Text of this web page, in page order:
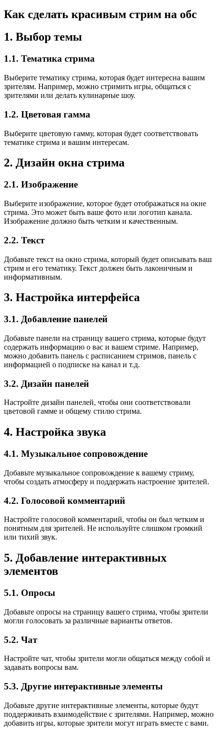
Как сделать красивым стрим на обс
1. Выбор темы
1.1. Тематика стрима
Выберите тематику стрима, которая будет интересна вашим
зрителям. Например, можно стримить игры, общаться с
зрителями или делать кулинарные шоу.
1.2. Цветовая гамма
Выберите цветовую гамму, которая будет соответствовать
тематике стрима и вашим интересам.
2. Дизайн окна стрима
2.1. Изображение
Выберите изображение, которое будет отображаться на окне
стрима. Это может быть ваше фото или логотип канала.
Изображение должно быть четким и качественным.
2.2. Текст
Добавьте текст на окно стрима, который будет описывать ваш
стрим и его тематику. Текст должен быть лаконичным и
информативным.
3. Настройка интерфейса
3.1. Добавление панелей
Добавьте панели на страницу вашего стрима, которые будут
содержать информацию о вас и вашем стриме. Например,
можно добавить панель с расписанием стримов, панель с
информацией о подписке на канал и т.д.
3.2. Дизайн панелей
Настройте дизайн панелей, чтобы они соответствовали
цветовой гамме и общему стилю стрима.
4. Настройка звука
4.1. Музыкальное сопровождение
Добавьте музыкальное сопровождение к вашему стриму,
чтобы создать атмосферу и поддержать настроение зрителей.
4.2. Голосовой комментарий
Настройте голосовой комментарий, чтобы он был четким и
понятным для зрителей. Не используйте слишком громкий
или тихий звук.
5. Добавление интерактивных
элементов
5.1. Опросы
Добавьте опросы на страницу вашего стрима, чтобы зрители
могли голосовать за различные варианты ответов.
5.2. Чат
Настройте чат, чтобы зрители могли общаться между собой и
задавать вопросы вам.
5.3. Другие интерактивные элементы
Добавьте другие интерактивные элементы, которые будут
поддерживать взаимодействие с зрителями. Например, можно
добавить игры, которые зрители могут играть вместе с вами.